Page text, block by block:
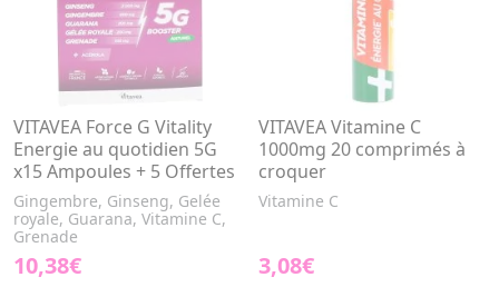
VITAVEA Force G Vitality
Energie au quotidien 5G
x15 Ampoules + 5 Offertes
Gingembre, Ginseng, Gelée
royale, Guarana, Vitamine C,
Grenade
10,38€
VITAVEA Vitamine C
1000mg 20 comprimés à
croquer
Vitamine C
3,08€